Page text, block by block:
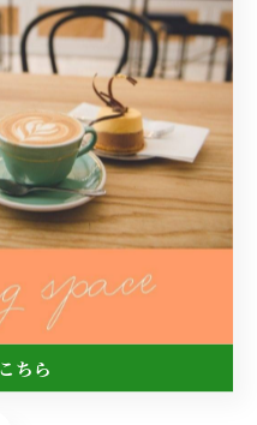
)
14-8
時~20時
ます。
来店頂けると幸いです☘️
ちら